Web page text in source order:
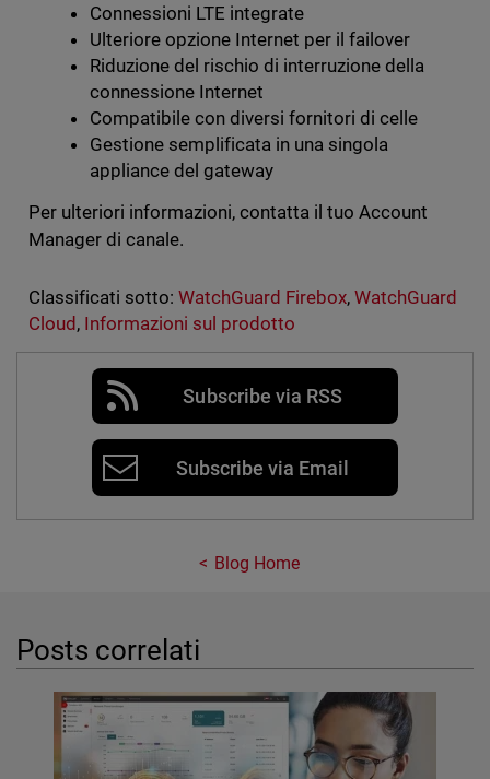
Connessioni LTE integrate
Ulteriore opzione Internet per il failover
Riduzione del rischio di interruzione della
connessione Internet
Compatibile con diversi fornitori di celle
Gestione semplificata in una singola
appliance del gateway
Per ulteriori informazioni, contatta il tuo Account
Manager di canale.
Classificati sotto: WatchGuard Firebox,WatchGuard
Cloud, Informazioni sul prodotto
Subscribe via RSS
Subscribe via Email
Blog Home
Posts correlati